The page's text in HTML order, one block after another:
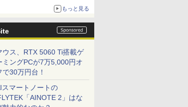
確かめた【イニシャルB】
もっと見る
ウス、RTX 5060 Ti搭載ゲ
ミングPCが7万5,000円オ
で30万円台！
スマートノートの
「AINOTE 2」はな